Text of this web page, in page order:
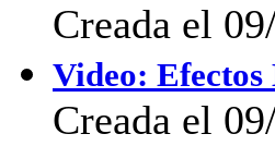
Creada el
Video:
Creada el